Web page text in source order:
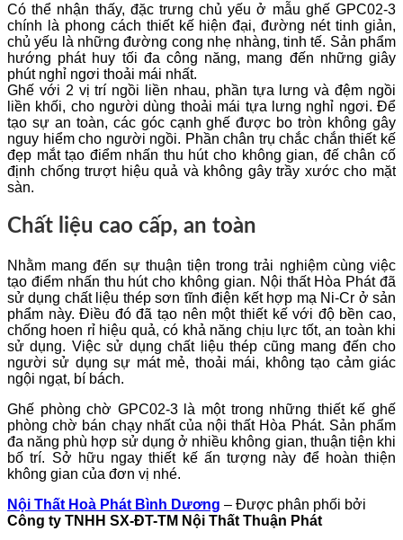
Có thể nhận thấy, đặc trưng chủ yếu ở mẫu ghế GPC02-3
chính là phong cách thiết kế hiện đại, đường nét tinh giản,
chủ yếu là những đường cong nhẹ nhàng, tinh tế. Sản phẩm
hướng phát huy tối đa công năng, mang đến những giây
phút nghỉ ngơi thoải mái nhất.
Ghế với 2 vị trí ngồi liền nhau, phần tựa lưng và đệm ngồi
liền khối, cho người dùng thoải mái tựa lưng nghỉ ngơi. Để
tạo sự an toàn, các góc cạnh ghế được bo tròn không gây
nguy hiểm cho người ngồi. Phần chân trụ chắc chắn thiết kế
đẹp mắt tạo điểm nhấn thu hút cho không gian, đế chân cố
định chống trượt hiệu quả và không gây trầy xước cho mặt
sàn.
Chất liệu cao cấp, an toàn
Nhằm mang đến sự thuận tiện trong trải nghiệm cùng việc
tạo điểm nhấn thu hút cho không gian. Nội thất Hòa Phát đã
sử dụng chất liệu thép sơn tĩnh điện kết hợp mạ Ni-Cr ở sản
phẩm này. Điều đó đã tạo nên một thiết kế với độ bền cao,
chống hoen rỉ hiệu quả, có khả năng chịu lực tốt, an toàn khi
sử dụng. Việc sử dụng chất liệu thép cũng mang đến cho
người sử dụng sự mát mẻ, thoải mái, không tạo cảm giác
ngội ngạt, bí bách.
Ghế phòng chờ GPC02-3 là một trong những thiết kế ghế
phòng chờ bán chạy nhất của nội thất Hòa Phát. Sản phẩm
đa năng phù hợp sử dụng ở nhiều không gian, thuận tiện khi
bố trí. Sở hữu ngay thiết kế ấn tượng này để hoàn thiện
không gian của đơn vị nhé.
Nội Thất Hoà Phát Bình Dương – Được phân phối bởi
Công ty TNHH SX-ĐT-TM Nội Thất Thuận Phát